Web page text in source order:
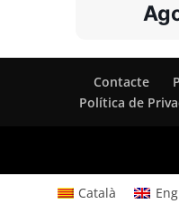
Contacte
Política de
Català